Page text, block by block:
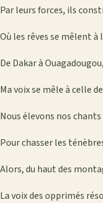
Par leurs forces, ils
Où les rêves se mêlent à
De Dakar à
Ma voix se mêle à celle
Nous élevons nos
Pour chasser les
Alors, du haut des
La voix des opprimés